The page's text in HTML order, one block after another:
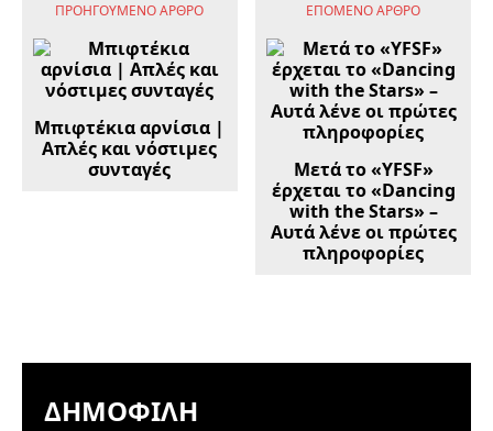
ΠΡΟΗΓΟΎΜΕΝΟ ΆΡΘΡΟ
Μπιφτέκια αρνίσια |
Απλές και νόστιμες
συνταγές
ΕΠΌΜΕΝΟ ΆΡΘΡΟ
Μετά το «YFSF»
έρχεται το «Dancing
with the Stars» –
Αυτά λένε οι πρώτες
πληροφορίες
ΔΗΜΟΦΙΛΉ